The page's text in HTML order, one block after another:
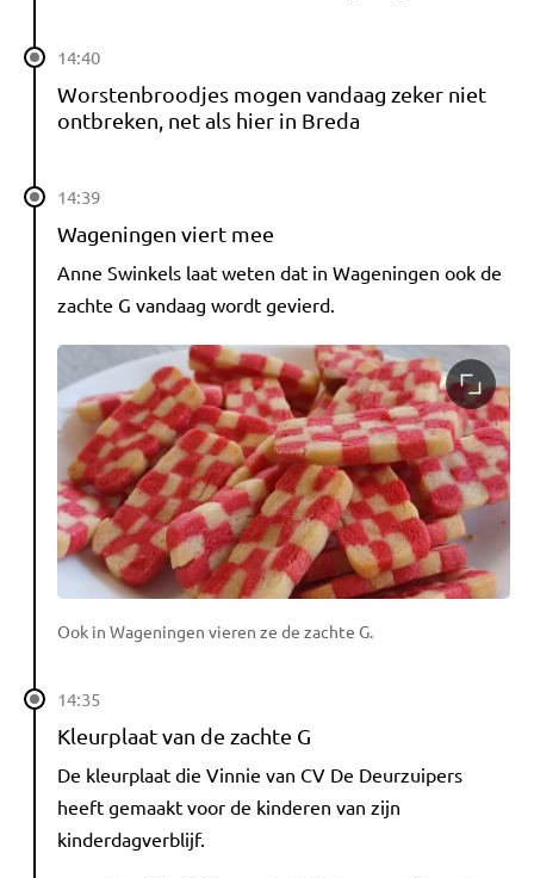
14:40
Worstenbroodjes mogen vandaag zeker niet
ontbreken, net als hier in Breda
14:39
Wageningen viert mee
Anne Swinkels laat weten dat in Wageningen ook de
zachte G vandaag wordt gevierd.
Ook in Wageningen vieren ze de zachte G.
14:35
Kleurplaat van de zachte G
De kleurplaat die Vinnie van CV De Deurzuipers
heeft gemaakt voor de kinderen van zijn
kinderdagverblijf.